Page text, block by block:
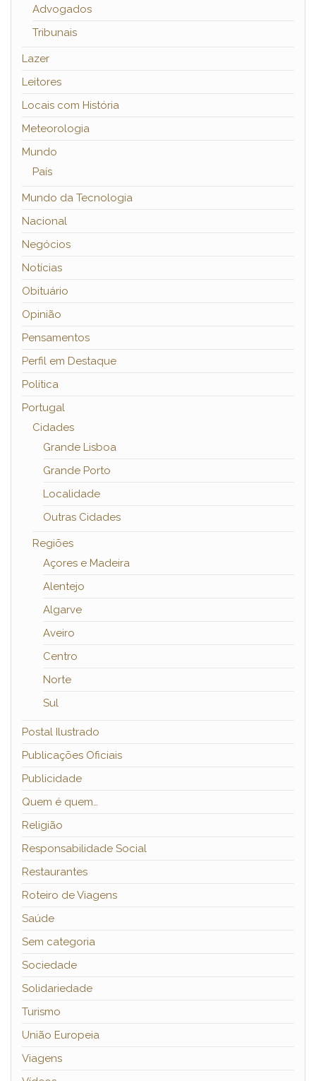
Advogados
Tribunais
Lazer
Leitores
Locais com História
Meteorologia
Mundo
País
Mundo da Tecnologia
Nacional
Negócios
Notícias
Obituário
Opinião
Pensamentos
Perfil em Destaque
Política
Portugal
Cidades
Grande Lisboa
Grande Porto
Localidade
Outras Cidades
Regiões
Açores e Madeira
Alentejo
Algarve
Aveiro
Centro
Norte
Sul
Postal Ilustrado
Publicações Oficiais
Publicidade
Quem é quem…
Religião
Responsabilidade Social
Restaurantes
Roteiro de Viagens
Saúde
Sem categoria
Sociedade
Solidariedade
Turismo
União Europeia
Viagens